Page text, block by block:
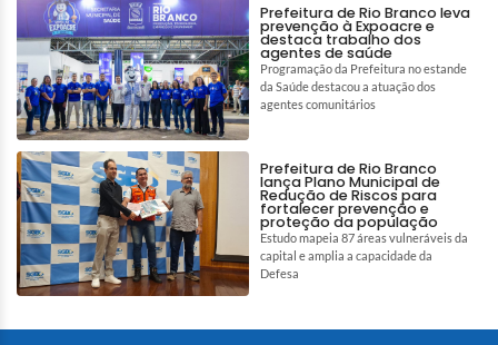
Prefeitura de Rio Branco leva
prevenção à Expoacre e
destaca trabalho dos
agentes de saúde
Programação da Prefeitura no estande
da Saúde destacou a atuação dos
agentes comunitários
Prefeitura de Rio Branco
lança Plano Municipal de
Redução de Riscos para
fortalecer prevenção e
proteção da população
Estudo mapeia 87 áreas vulneráveis da
capital e amplia a capacidade da
Defesa